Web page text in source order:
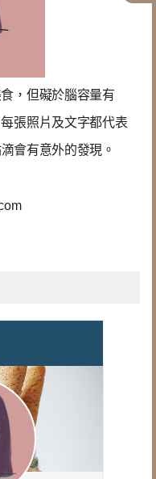
，但礙於腦容量有
張照片及文字都代表
會有意外的發現 。